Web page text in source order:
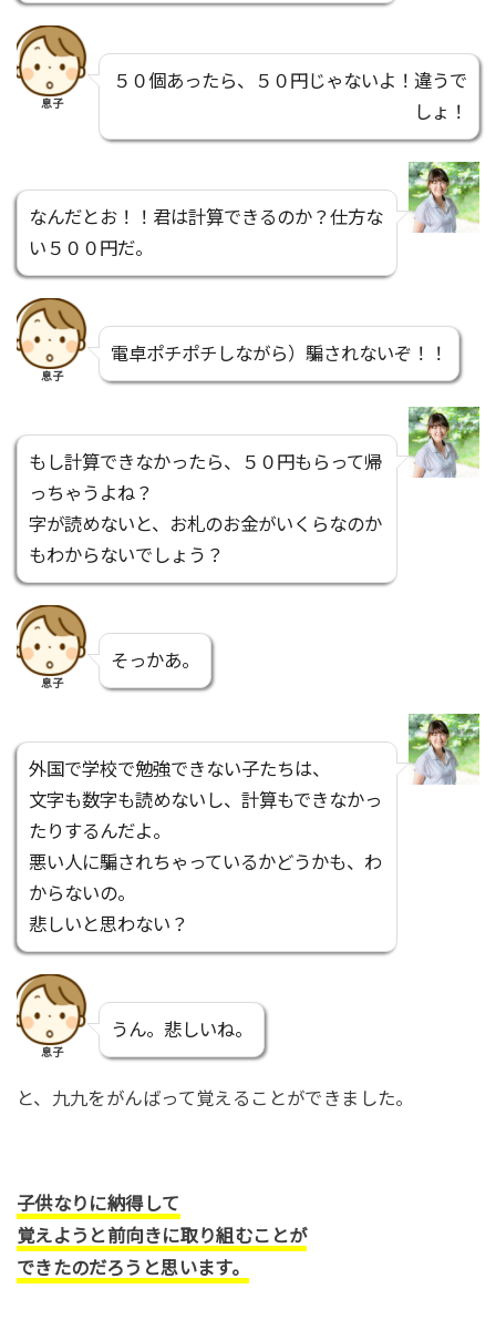
息子
５０個あったら、５０円じゃないよ！違うで
しょ！
なんだとお！！君は計算できるのか？仕方な
い５００円だ。
息子
電卓ポチポチしながら）騙されないぞ！！
もし計算できなかったら、５０円もらって帰
っちゃうよね？
字が読めないと、お札のお金がいくらなのか
もわからないでしょう？
息子
そっかあ。
外国で学校で勉強できない子たちは、
文字も数字も読めないし、計算もできなかっ
たりするんだよ。
悪い人に騙されちゃっているかどうかも、わ
からないの。
悲しいと思わない？
息子
うん。悲しいね。
と、九九をがんばって覚えることができました。
子供なりに納得して
覚えようと前向きに取り組むことが
できたのだろうと思います。